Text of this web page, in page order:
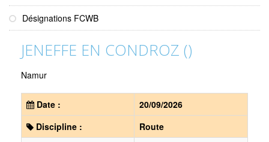
Désignations FCWB
JENEFFE EN CONDROZ ()
Namur
Date :
20/09/2026
Discipline :
Route